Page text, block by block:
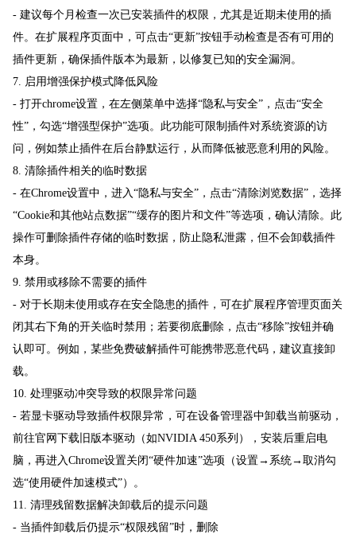
- 建议每个月检查一次已安装插件的权限，尤其是近期未使用的插
件。在扩展程序页面中，可点击“更新”按钮手动检查是否有可用的
插件更新，确保插件版本为最新，以修复已知的安全漏洞。
7. 启用增强保护模式降低风险
- 打开chrome设置，在左侧菜单中选择“隐私与安全”，点击“安全
性”，勾选“增强型保护”选项。此功能可限制插件对系统资源的访
问，例如禁止插件在后台静默运行，从而降低被恶意利用的风险。
8. 清除插件相关的临时数据
- 在Chrome设置中，进入“隐私与安全”，点击“清除浏览数据”，选择
“Cookie和其他站点数据”“缓存的图片和文件”等选项，确认清除。此
操作可删除插件存储的临时数据，防止隐私泄露，但不会卸载插件
本身。
9. 禁用或移除不需要的插件
- 对于长期未使用或存在安全隐患的插件，可在扩展程序管理页面关
闭其右下角的开关临时禁用；若要彻底删除，点击“移除”按钮并确
认即可。例如，某些免费破解插件可能携带恶意代码，建议直接卸
载。
10. 处理驱动冲突导致的权限异常问题
- 若显卡驱动导致插件权限异常，可在设备管理器中卸载当前驱动，
前往官网下载旧版本驱动（如NVIDIA 450系列），安装后重启电
脑，再进入Chrome设置关闭“硬件加速”选项（设置→系统→取消勾
选“使用硬件加速模式”）。
11. 清理残留数据解决卸载后的提示问题
- 当插件卸载后仍提示“权限残留”时，删除